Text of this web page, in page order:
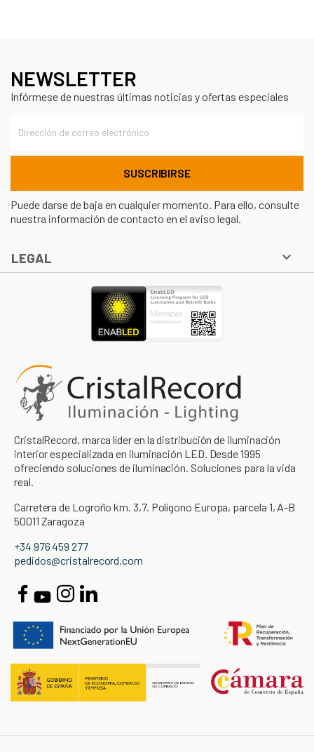
NEWSLETTER
Infórmese de nuestras últimas noticias y ofertas especiales
Puede darse de baja en cualquier momento. Para ello, consulte
nuestra información de contacto en el aviso legal.
LEGAL 
CristalRecord, marca líder en la distribución de iluminación
interior especializada en iluminación LED. Desde 1995
ofreciendo soluciones de iluminación. Soluciones para la vida
real.
Carretera de Logroño km. 3,7. Polígono Europa, parcela 1, A-B
50011 Zaragoza
+34 976 459 277
pedidos@cristalrecord.com